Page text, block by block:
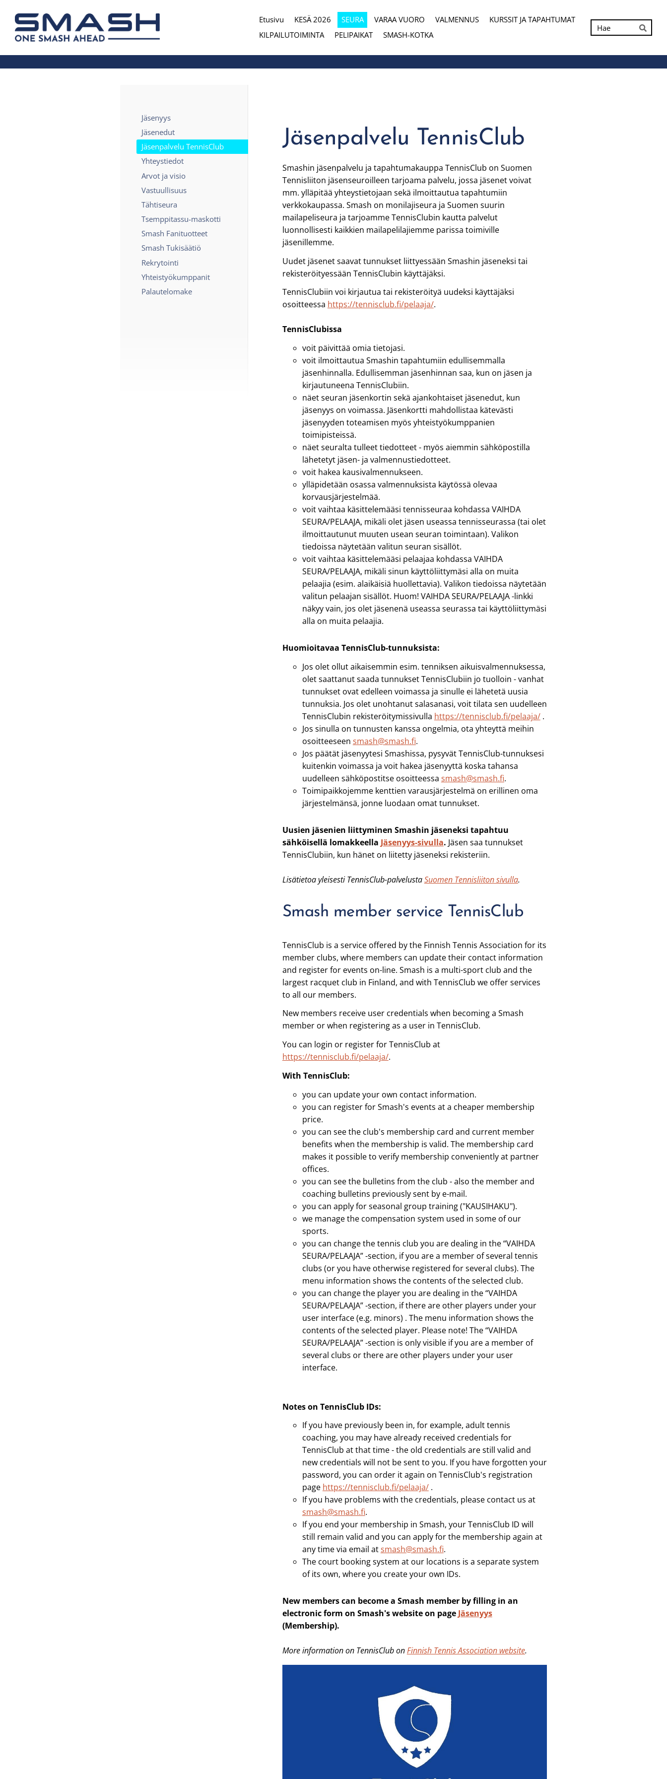
Siirry
sivun
sisältöön
Smash ry - Suomen suurin mailapeliseura
Etusivu KESÄ 2026 SEURA VARAA VUORO VALMENNUS
KURSSIT JA TAPAHTUMAT
KILPAILUTOIMINTA
PELIPAIKAT SMASH-KOTKA Hae
Jäsenyys
Jäsenedut
Jäsenpalvelu TennisClub
Yhteystiedot
Arvot ja visio
Vastuullisuus
Tähtiseura
Tsemppitassu-maskotti
Smash Fanituotteet
Smash Tukisäätiö
Rekrytointi
Yhteistyökumppanit
Palautelomake
Jäsenpalvelu TennisClub
Smashin jäsenpalvelu ja tapahtumakauppa TennisClub on Suomen
Tennisliiton jäsenseuroilleen tarjoama palvelu, jossa jäsenet voivat
mm. ylläpitää yhteystietojaan sekä ilmoittautua tapahtumiin
verkkokaupassa. Smash on monilajiseura ja Suomen suurin
mailapeliseura ja tarjoamme TennisClubin kautta palvelut
luonnollisesti kaikkien mailapelilajiemme parissa toimiville
jäsenillemme.
Uudet jäsenet saavat tunnukset liittyessään Smashin jäseneksi tai
rekisteröityessään TennisClubin käyttäjäksi.
TennisClubiin voi kirjautua tai rekisteröityä uudeksi käyttäjäksi
osoitteessa https://tennisclub.fi/pelaaja/.
TennisClubissa
voit päivittää omia tietojasi.
voit ilmoittautua Smashin tapahtumiin edullisemmalla
jäsenhinnalla. Edullisemman jäsenhinnan saa, kun on jäsen ja
kirjautuneena TennisClubiin.
näet seuran jäsenkortin sekä ajankohtaiset jäsenedut, kun
jäsenyys on voimassa. Jäsenkortti mahdollistaa kätevästi
jäsenyyden toteamisen myös yhteistyökumppanien
toimipisteissä.
näet seuralta tulleet tiedotteet - myös aiemmin sähköpostilla
lähetetyt jäsen- ja valmennustiedotteet.
voit hakea kausivalmennukseen.
ylläpidetään osassa valmennuksista käytössä olevaa
korvausjärjestelmää.
voit vaihtaa käsittelemääsi tennisseuraa kohdassa VAIHDA
SEURA/PELAAJA, mikäli olet jäsen useassa tennisseurassa (tai olet
ilmoittautunut muuten usean seuran toimintaan). Valikon
tiedoissa näytetään valitun seuran sisällöt.
voit vaihtaa käsittelemääsi pelaajaa kohdassa VAIHDA
SEURA/PELAAJA, mikäli sinun käyttöliittymäsi alla on muita
pelaajia (esim. alaikäisiä huollettavia). Valikon tiedoissa näytetään
valitun pelaajan sisällöt. Huom! VAIHDA SEURA/PELAAJA -linkki
näkyy vain, jos olet jäsenenä useassa seurassa tai käyttöliittymäsi
alla on muita pelaajia.
Huomioitavaa TennisClub-tunnuksista:
Jos olet ollut aikaisemmin esim. tenniksen aikuisvalmennuksessa,
olet saattanut saada tunnukset TennisClubiin jo tuolloin - vanhat
tunnukset ovat edelleen voimassa ja sinulle ei lähetetä uusia
tunnuksia. Jos olet unohtanut salasanasi, voit tilata sen uudelleen
TennisClubin rekisteröitymissivulla https://tennisclub.fi/pelaaja/.
Jos sinulla on tunnusten kanssa ongelmia, ota yhteyttä meihin
osoitteeseen smash@smash.fi.
Jos päätät jäsenyytesi Smashissa, pysyvät TennisClub-tunnuksesi
kuitenkin voimassa ja voit hakea jäsenyyttä koska tahansa
uudelleen sähköpostitse osoitteessa smash@smash.fi.
Toimipaikkojemme kenttien varausjärjestelmä on erillinen oma
järjestelmänsä, jonne luodaan omat tunnukset.
Uusien jäsenien liittyminen Smashin jäseneksi tapahtuu
sähköisellä lomakkeella Jäsenyys-sivulla. Jäsen saa tunnukset
TennisClubiin, kun hänet on liitetty jäseneksi rekisteriin.
Lisätietoa yleisesti TennisClub-palvelustaSuomen Tennisliiton sivulla.
Smash member service TennisClub
TennisClub is a service offered by the Finnish Tennis Association for its
member clubs, where members can update their contact information
and register for events on-line. Smash is a multi-sport club and the
largest racquet club in Finland, and with TennisClub we offer services
to all our members.
New members receive user credentials when becoming a Smash
member or when registering as a user in TennisClub.
You can login or register for TennisClub at
https://tennisclub.fi/pelaaja/.
With TennisClub:
you can update your own contact information.
you can register for Smash's events at a cheaper membership
price.
you can see the club's membership card and current member
benefits when the membership is valid. The membership card
makes it possible to verify membership conveniently at partner
offices.
you can see the bulletins from the club - also the member and
coaching bulletins previously sent by e-mail.
you can apply for seasonal group training ("KAUSIHAKU").
we manage the compensation system used in some of our
sports.
you can change the tennis club you are dealing in the “VAIHDA
SEURA/PELAAJA” -section, if you are a member of several tennis
clubs (or you have otherwise registered for several clubs). The
menu information shows the contents of the selected club.
you can change the player you are dealing in the “VAIHDA
SEURA/PELAAJA” -section, if there are other players under your
user interface (e.g. minors) . The menu information shows the
contents of the selected player. Please note! The “VAIHDA
SEURA/PELAAJA” -section is only visible if you are a member of
several clubs or there are other players under your user
interface.
Notes on TennisClub IDs:
If you have previously been in, for example, adult tennis
coaching, you may have already received credentials for
TennisClub at that time - the old credentials are still valid and
new credentials will not be sent to you. If you have forgotten your
password, you can order it again on TennisClub's registration
page https://tennisclub.fi/pelaaja/.
If you have problems with the credentials, please contact us at
smash@smash.fi.
If you end your membership in Smash, your TennisClub ID will
still remain valid and you can apply for the membership again at
any time via email atsmash@smash.fi.
The court booking system at our locations is a separate system
of its own, where you create your own IDs.
New members can become a Smash member by filling in an
electronic form on Smash's website on page Jäsenyys
(Membership).
More information on TennisClub onFinnish Tennis Association website.